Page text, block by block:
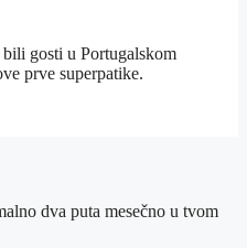
gosti u Portugalskom
prve superpatike.
dva puta mesečno u tvom